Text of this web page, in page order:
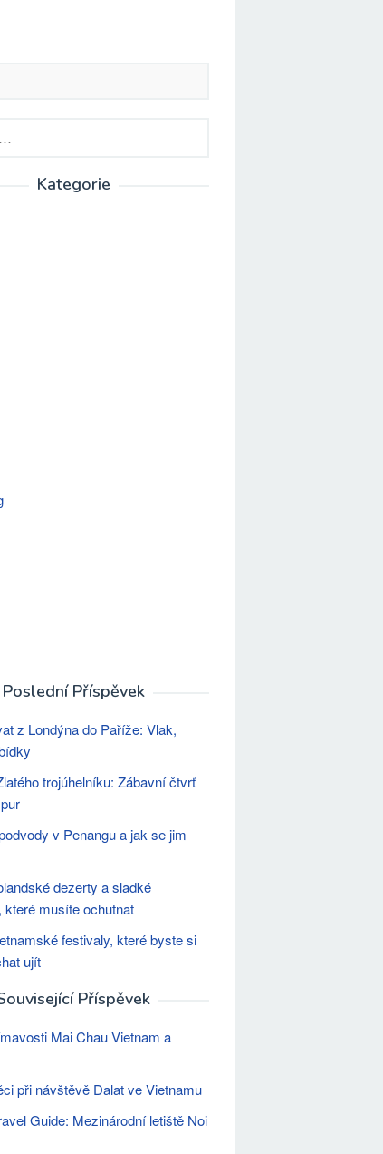
Kategorie
Poslední Příspěvek
z Londýna do Paříže: Vlak,
trojúhelníku: Zábavní čtvrť
v Penangu a jak se jim
dezerty a sladké
které musíte ochutnat
festivaly, které byste si
ujít
Příspěvek
Mai Chau Vietnam a
při návštěvě Dalat ve Vietnamu
Guide: Mezinárodní letiště Noi